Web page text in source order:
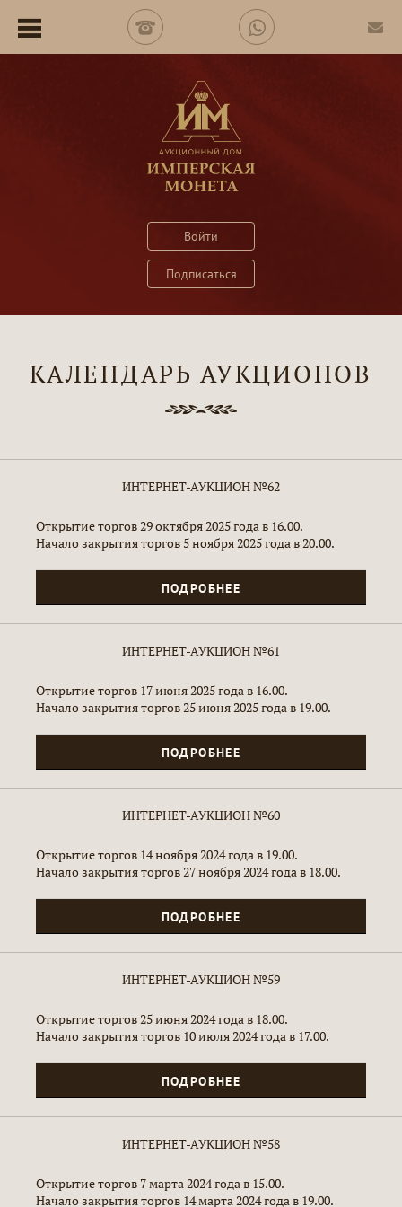
Войти
Подписаться
КАЛЕНДАРЬ АУКЦИОНОВ
ИНТЕРНЕТ-АУКЦИОН №62
Открытие торгов 29 октября 2025 года в 16.00.
Начало закрытия торгов 5 ноября 2025 года в 20.00.
ПОДРОБНЕЕ
ИНТЕРНЕТ-АУКЦИОН №61
Открытие торгов 17 июня 2025 года в 16.00.
Начало закрытия торгов 25 июня 2025 года в 19.00.
ПОДРОБНЕЕ
ИНТЕРНЕТ-АУКЦИОН №60
Открытие торгов 14 ноября 2024 года в 19.00.
Начало закрытия торгов 27 ноября 2024 года в 18.00.
ПОДРОБНЕЕ
ИНТЕРНЕТ-АУКЦИОН №59
Открытие торгов 25 июня 2024 года в 18.00.
Начало закрытия торгов 10 июля 2024 года в 17.00.
ПОДРОБНЕЕ
ИНТЕРНЕТ-АУКЦИОН №58
Открытие торгов 7 марта 2024 года в 15.00.
Начало закрытия торгов 14 марта 2024 года в 19.00.